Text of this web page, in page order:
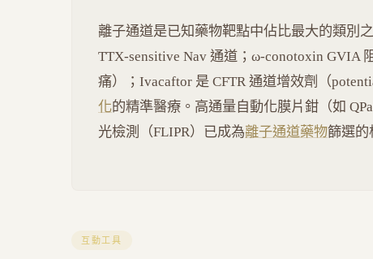
離子通道是已知藥物靶點中佔比最大的類別
TTX-sensitive Nav 通道；ω-conotoxin GVIA
痛）；Ivacaftor 是 CFTR 通道增效劑（
化的精準醫療。高通量自動化膜片鉗（如
光檢測（FLIPR）已成為離子通道藥物篩選的
互動工具